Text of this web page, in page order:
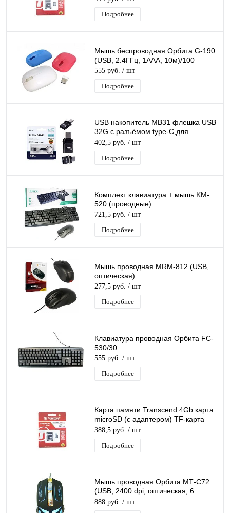
Подробнее
Мышь беспроводная Орбита G-190
(USB, 2.4ГГц, 1ААА, 10м)/100
555 руб. / шт
Подробнее
USB накопитель MB31 флешка USB
32G с разъёмом type-C,для
ноутбука, компьютера,
автомобиля,10Mb/s
402,5 руб. / шт
Подробнее
Комплект клавиатура + мышь KM-
520 (проводные)
721,5 руб. / шт
Подробнее
Мышь проводная MRM-812 (USB,
оптическая)
277,5 руб. / шт
Подробнее
Клавиатура проводная Орбита FC-
530/30
555 руб. / шт
Подробнее
Карта памяти Transcend 4Gb карта
microSD (с адаптером) TF-карта
Class 10
388,5 руб. / шт
Подробнее
Мышь проводная Орбита МТ-C72
(USB, 2400 dpi, оптическая, 6
кнопок)/40
888 руб. / шт